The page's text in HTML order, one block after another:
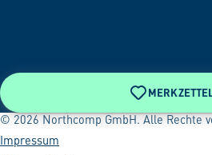
© 2026 Northcomp GmbH. Alle Rechte
Impressum